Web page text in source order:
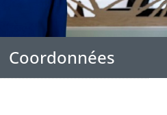
Coordonnées